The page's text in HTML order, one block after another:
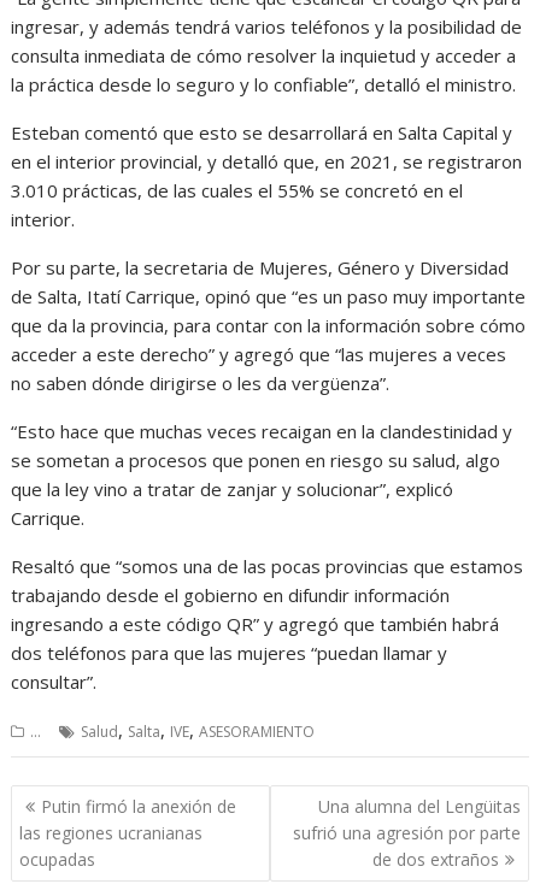
ingresar, y además tendrá varios teléfonos y la posibilidad de
consulta inmediata de cómo resolver la inquietud y acceder a
la práctica desde lo seguro y lo confiable”, detalló el ministro.
Esteban comentó que esto se desarrollará en Salta Capital y
en el interior provincial, y detalló que, en 2021, se registraron
3.010 prácticas, de las cuales el 55% se concretó en el
interior.
Por su parte, la secretaria de Mujeres, Género y Diversidad
de Salta, Itatí Carrique, opinó que “es un paso muy importante
que da la provincia, para contar con la información sobre cómo
acceder a este derecho” y agregó que “las mujeres a veces
no saben dónde dirigirse o les da vergüenza”.
“Esto hace que muchas veces recaigan en la clandestinidad y
se sometan a procesos que ponen en riesgo su salud, algo
que la ley vino a tratar de zanjar y solucionar”, explicó
Carrique.
Resaltó que “somos una de las pocas provincias que estamos
trabajando desde el gobierno en difundir información
ingresando a este código QR” y agregó que también habrá
dos teléfonos para que las mujeres “puedan llamar y
consultar”.
... Salud, Salta, IVE,ASESORAMIENTO
Navegación
de
entradas
Putin firmó la anexión de
las regiones ucranianas
ocupadas
Una alumna del Lengüitas
sufrió una agresión por parte
de dos extraños